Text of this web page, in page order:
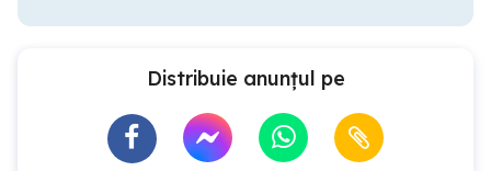
Distribuie anunțul pe